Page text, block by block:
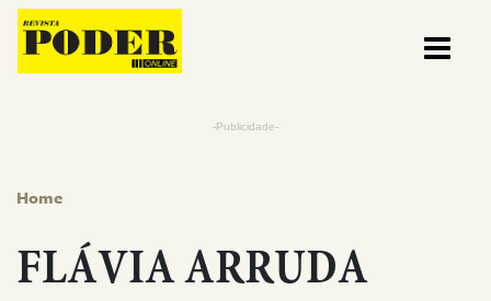
Pular para o conteúdo
-Publicidade-
Home
FLÁVIA ARRUDA